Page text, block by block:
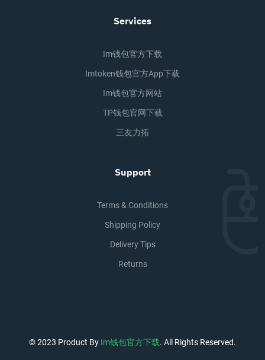
Services
Im钱包官方下载
Imtoken钱包官方app下载
Im钱包官方网站
TP钱包官网下载
三友力拓
Support
Terms & Conditions
Shipping Policy
Delivery Tips
Returns
© 2023 Product By Im钱包官方下载. All Rights Reserved.